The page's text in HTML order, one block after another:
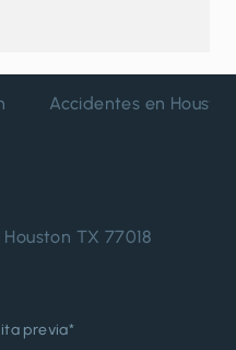
Accidentes en Houston
TX 77018
previa*